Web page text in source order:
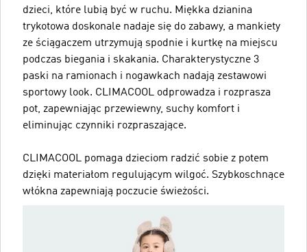
dzieci, które lubią być w ruchu. Miękka dzianina
trykotowa doskonale nadaje się do zabawy, a mankiety
ze ściągaczem utrzymują spodnie i kurtkę na miejscu
podczas biegania i skakania. Charakterystyczne 3
paski na ramionach i nogawkach nadają zestawowi
sportowy look. CLIMACOOL odprowadza i rozprasza
pot, zapewniając przewiewny, suchy komfort i
eliminując czynniki rozpraszające.
CLIMACOOL pomaga dzieciom radzić sobie z potem
dzięki materiałom regulującym wilgoć. Szybkoschnące
włókna zapewniają poczucie świeżości.